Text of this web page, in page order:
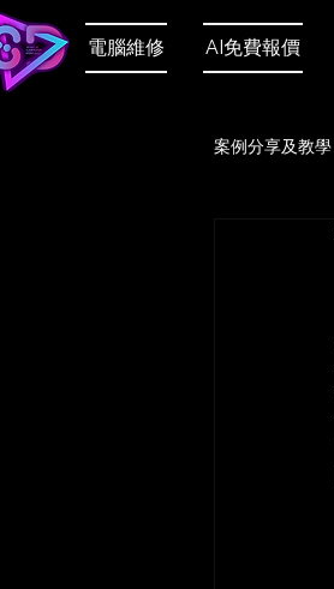
電腦維修 AI免費報價
案例分享及教學